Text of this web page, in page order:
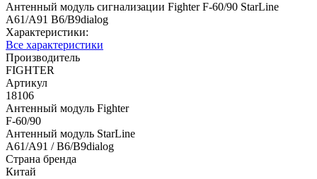
Антенный модуль сигнализации Fighter F-60/90 StarLine
A61/A91 B6/B9dialog
Характеристики:
Все характеристики
Производитель
FIGHTER
Артикул
18106
Антенный модуль Fighter
F-60/90
Антенный модуль StarLine
A61/A91 / B6/B9dialog
Страна бренда
Китай